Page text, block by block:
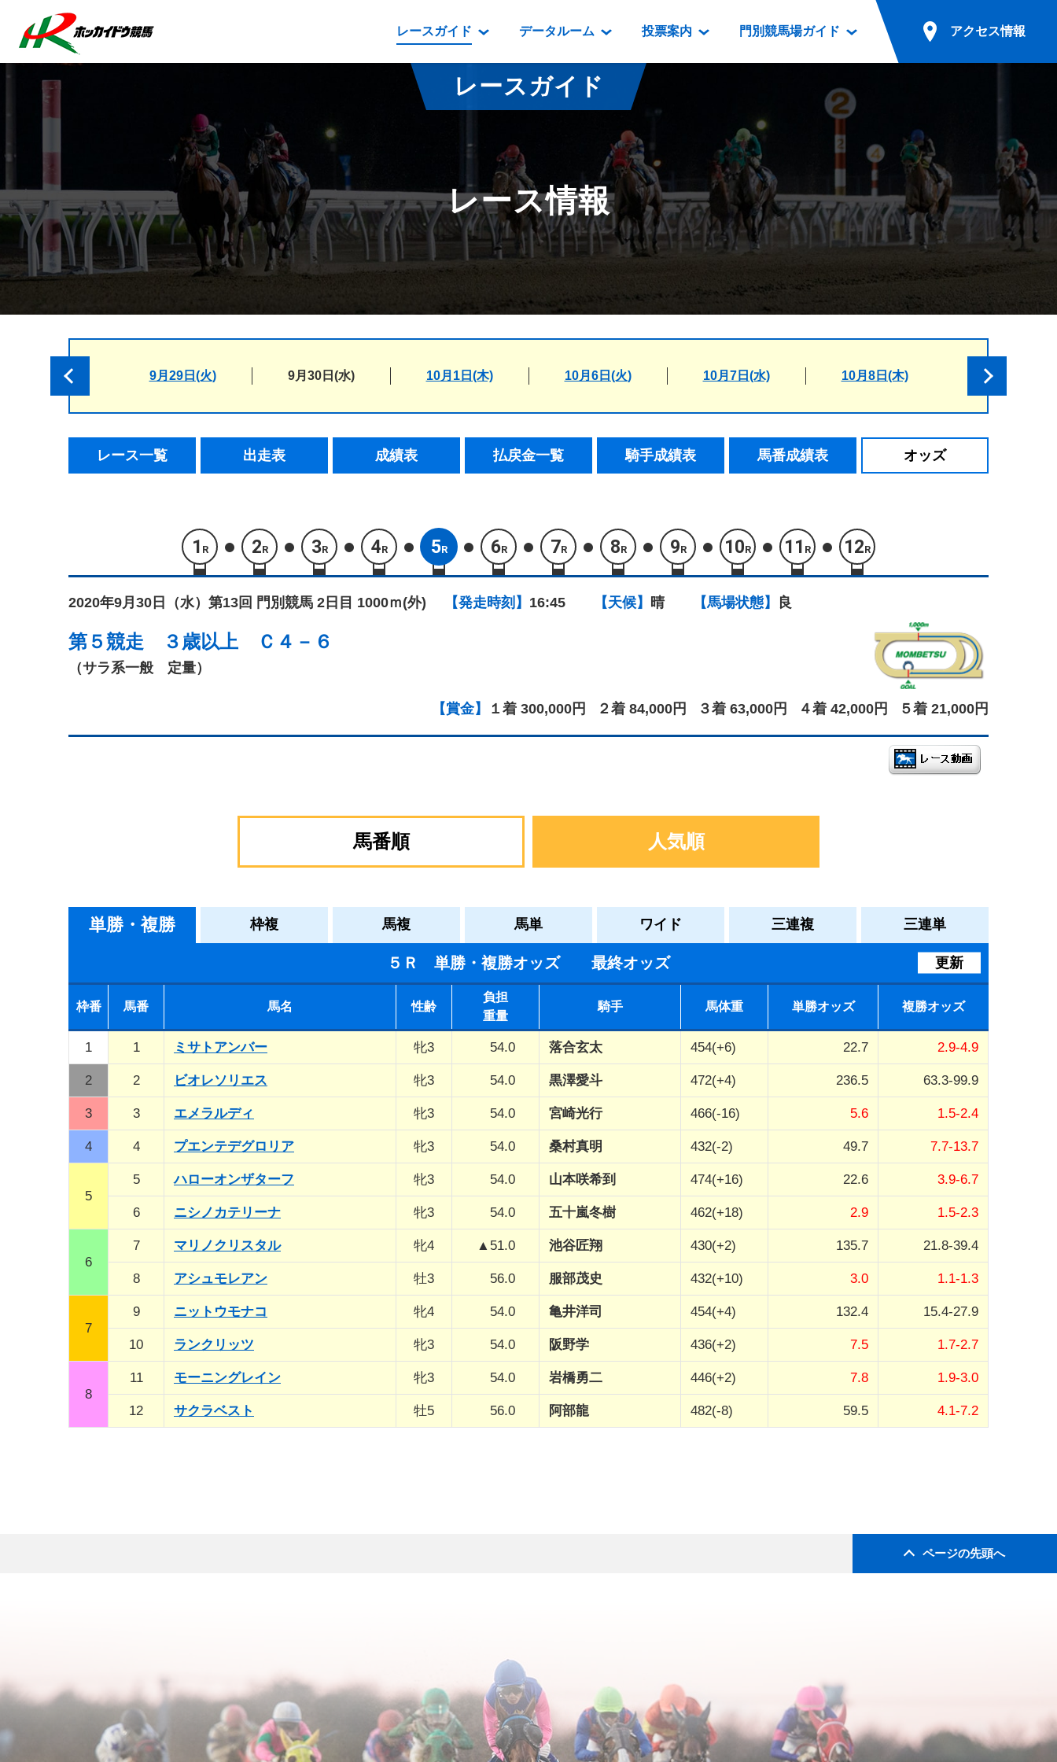
レースガイド
レース情報
払戻金一覧
騎手成績表
馬番成績表
オッズ
番組・級別表ダウンロード
開催カレンダー
重賞競走体系図
スタリオンシリーズ競走
道内の発売情報(PDF)
データルーム
データルーム
騎手・調教師紹介
坂路調教映像
遠征馬情報
番組編成要領
映像コンテンツ
重賞競走VTR
重賞競走参考VTR
レースダイジェスト
新馬ダイジェスト
投票案内
電話・インターネット投票
場外発売所
実況・テレホンサービス
発売・払戻
門別競馬場ガイド
門別競馬場情報
門別競馬場グルメ
とねっこジンギスカン
いずみ食堂
ルンビニフードカフェ
勝馬屋
アクセス情報
無料送迎バスでのご来場
公共の交通機関でのご来場
レースガイド
レース情報
9月29日(火) 9月30日(水) 10月1日(木) 10月6日(火) 10月7日(水) 10月8日(木)
レース一覧 出走表 成績表 払戻金一覧 騎手成績表 馬番成績表 オッズ
1 R 2R 3R 4R 5R 6R 7R 8R 9R 10R 11 R 12R
2020年9月30日（水） 第13回 門別競馬 2日目 1000ｍ(外) 【発走時刻】 16:45 【天候】 晴 【馬場状態】 良
第５競走 ３歳以上 Ｃ４－６
（サラ系一般 定量）
【賞金】 １着 300,000円 ２着 84,000円 ３着 63,000円 ４着 42,000円 ５着 21,000円
馬番順 人気順
単勝・複勝 枠複 馬複 馬単 ワイド 三連複 三連単
５Ｒ 単勝・複勝オッズ 最終オッズ 更新
枠番 馬番 馬名 性齢
負担
重量
騎手 馬体重 単勝オッズ 複勝オッズ
1 1 ミサトアンバー 牝3 54.0 落合玄太 454(+6) 22.7 2.9-4.9
2 2 ビオレソリエス 牝3 54.0 黒澤愛斗 472(+4) 236.5 63.3-99.9
3 3 エメラルディ 牝3 54.0 宮崎光行 466(-16) 5.6 1.5-2.4
4 4 プエンテデグロリア 牝3 54.0 桑村真明 432(-2) 49.7 7.7-13.7
5
5 ハローオンザターフ 牝3 54.0 山本咲希到 474(+16) 22.6 3.9-6.7
6 ニシノカテリーナ 牝3 54.0 五十嵐冬樹 462(+18) 2.9 1.5-2.3
6
7 マリノクリスタル 牝4 ▲51.0 池谷匠翔 430(+2) 135.7 21.8-39.4
8 アシュモレアン 牡3 56.0 服部茂史 432(+10) 3.0 1.1-1.3
7
9 ニットウモナコ 牝4 54.0 亀井洋司 454(+4) 132.4 15.4-27.9
10 ランクリッツ 牝3 54.0 阪野学 436(+2) 7.5 1.7-2.7
8
11 モーニングレイン 牝3 54.0 岩橋勇二 446(+2) 7.8 1.9-3.0
12 サクラベスト 牡5 56.0 阿部龍 482(-8) 59.5 4.1-7.2
ページの先頭へ